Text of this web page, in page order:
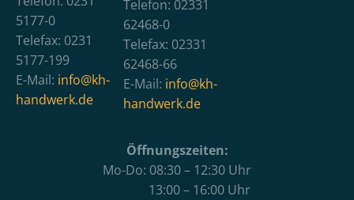
5177-0
Telefax: 0231
5177-199
E-Mail: info@kh-
handwerk.de
Telefon: 02331
62468-0
Telefax: 02331
62468-66
E-Mail: info@kh-
handwerk.de
Öffnungszeiten:
Mo-Do: 08:30 – 12:30 Uhr
13:00 – 16:00 Uhr